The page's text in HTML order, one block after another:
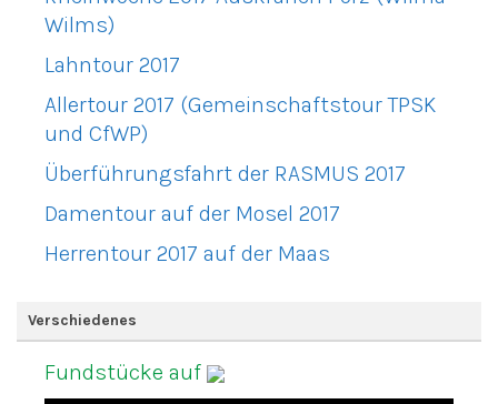
Wilms)
Lahntour 2017
Allertour 2017 (Gemeinschaftstour TPSK
und CfWP)
Überführungsfahrt der RASMUS 2017
Damentour auf der Mosel 2017
Herrentour 2017 auf der Maas
Verschiedenes
Fundstücke auf